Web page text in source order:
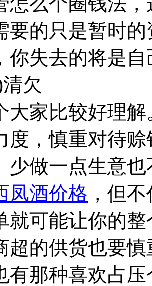
要的只是暂时
你失去的将是
欠
比较好理解
度，慎重对待
少做一点生意
凤酒价格 ，但
就可能让你的
供货也要慎
有那种喜欢占